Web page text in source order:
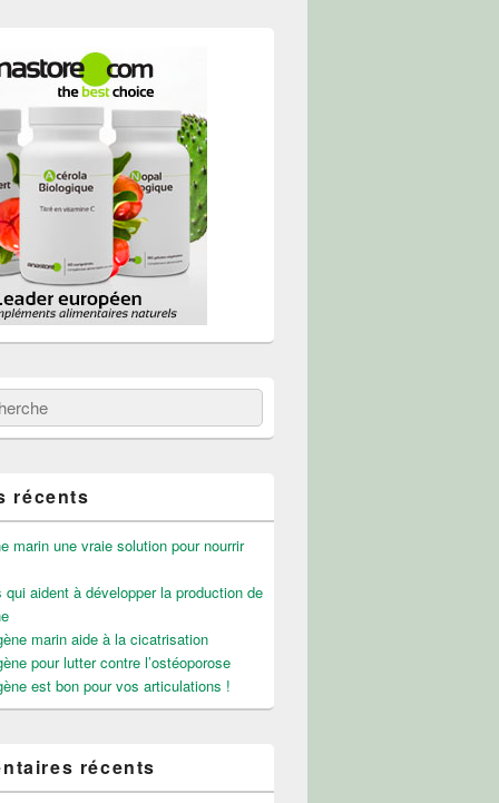
récents
marin une vraie solution pour nourrir
qui aident à développer la production de
marin aide à la cicatrisation
pour lutter contre l’ostéoporose
est bon pour vos articulations !
récents